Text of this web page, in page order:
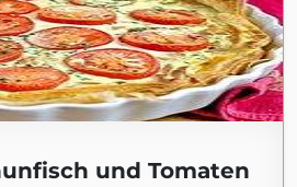
und Tomaten